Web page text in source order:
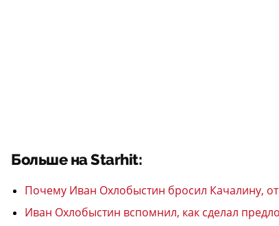
Больше на Starhit:
Почему Иван Охлобыстин бросил Качалину,
Иван Охлобыстин вспомнил, как сделал